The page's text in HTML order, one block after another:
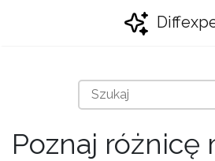
Poznaj różnicę